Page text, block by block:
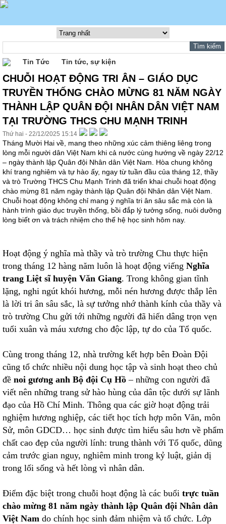
Tin Tức Tin tức, sự kiện
CHUỖI HOẠT ĐỘNG TRI ÂN – GIÁO DỤC
TRUYỀN THỐNG CHÀO MỪNG 81 NĂM NGÀY
THÀNH LẬP QUÂN ĐỘI NHÂN DÂN VIỆT NAM
TẠI TRƯỜNG THCS CHU MẠNH TRINH
Thứ hai - 22/12/2025 15:14
Tháng Mười Hai về, mang theo những xúc cảm thiêng liêng trong
lòng mỗi người dân Việt Nam khi cả nước cùng hướng về ngày 22/12
– ngày thành lập Quân đội Nhân dân Việt Nam. Hòa chung không
khí trang nghiêm và tự hào ấy, ngay từ tuần đầu của tháng 12, thầy
và trò Trường THCS Chu Mạnh Trinh đã triển khai chuỗi hoạt động
chào mừng 81 năm ngày thành lập Quân đội Nhân dân Việt Nam.
Chuỗi hoạt động không chỉ mang ý nghĩa tri ân sâu sắc mà còn là
hành trình giáo dục truyền thống, bồi đắp lý tưởng sống, nuôi dưỡng
lòng biết ơn và trách nhiệm cho thế hệ học sinh hôm nay.
Hoạt động ý nghĩa mà thầy và trò trường Chu thực hiện
trong tháng 12 hàng năm luôn là hoạt động viếng Nghĩa
trang Liệt sĩ huyện Văn Giang. Trong không gian tĩnh
lặng, nghi ngút khói hương, mỗi nén hương được thắp lên
là lời tri ân sâu sắc, là sự tưởng nhớ thành kính của thầy và
trò trường Chu gửi tới những người đã hiến dâng trọn vẹn
tuổi xuân và máu xương cho độc lập, tự do của Tổ quốc.
Cùng trong tháng 12, nhà trường kết hợp bên Đoàn Đội
cũng tổ chức nhiều nội dung học tập và sinh hoạt theo chủ
đề noi gương anh Bộ đội Cụ Hồ – những con người đã
viết nên những trang sử hào hùng của dân tộc dưới sự lãnh
đạo của Hồ Chí Minh. Thông qua các giờ hoạt động trải
nghiệm hương nghiệp, các tiết học tích hợp môn Văn, môn
Sử, môn GDCD… học sinh được tìm hiểu sâu hơn về phẩm
chất cao đẹp của người lính: trung thành với Tổ quốc, dũng
cảm trước gian nguy, nghiêm minh trong kỷ luật, giản dị
trong lối sống và hết lòng vì nhân dân.
Điểm đặc biệt trong chuỗi hoạt động là các buổi trực tuần
chào mừng 81 năm ngày thành lập Quân đội Nhân dân
Việt Nam do chính học sinh đảm nhiệm và tổ chức. Lớp